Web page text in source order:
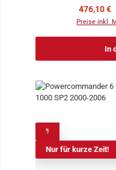
476,10 €
Preise inkl.
In
Nur für kurze Zeit!